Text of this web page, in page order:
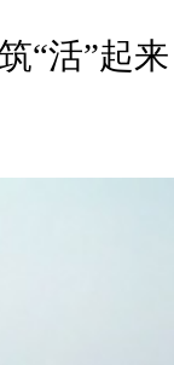
“活”起